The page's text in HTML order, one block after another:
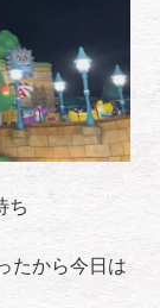
ち
たから今日は